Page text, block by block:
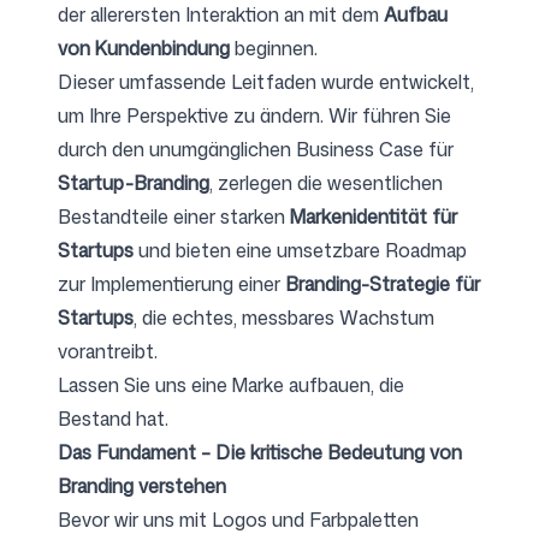
Kontakt
Anmelden Registrieren
Folgen Sie uns
der allerersten Interaktion an mit demAufbau
von Kundenbindungbeginnen.
Dieser umfassende Leitfaden wurde entwickelt,
um Ihre Perspektive zu ändern. Wir führen Sie
durch den unumgänglichen Business Case für
Startup-Branding, zerlegen die wesentlichen
Bestandteile einer starkenMarkenidentität für
Startupsund bieten eine umsetzbare Roadmap
zur Implementierung einer Branding-Strategie für
Startups, die echtes, messbares Wachstum
vorantreibt.
Lassen Sie uns eine Marke aufbauen, die
Bestand hat.
Das Fundament – Die kritische Bedeutung von
Branding verstehen
Bevor wir uns mit Logos und Farbpaletten